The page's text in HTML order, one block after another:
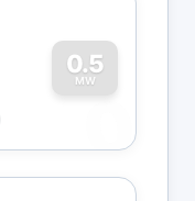
0.5
MW
0